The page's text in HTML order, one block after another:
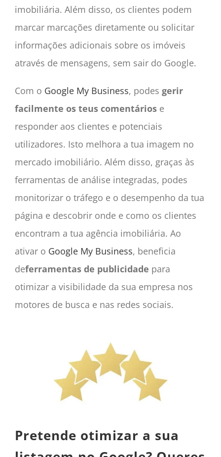
imobiliária. Além disso, os clientes podem
marcar marcações diretamente ou solicitar
informações adicionais sobre os imóveis
através de mensagens, sem sair do Google.
Com o Google My Business, podes gerir
facilmente os teus comentáriose
responder aos clientes e potenciais
utilizadores. Isto melhora a tua imagem no
mercado imobiliário. Além disso, graças às
ferramentas de análise integradas, podes
monitorizar o tráfego e o desempenho da tua
página e descobrir onde e como os clientes
encontram a tua agência imobiliária. Ao
ativar o Google My Business, beneficia
deferramentas de publicidade para
otimizar a visibilidade da sua empresa nos
motores de busca e nas redes sociais.
Pretende otimizar a sua